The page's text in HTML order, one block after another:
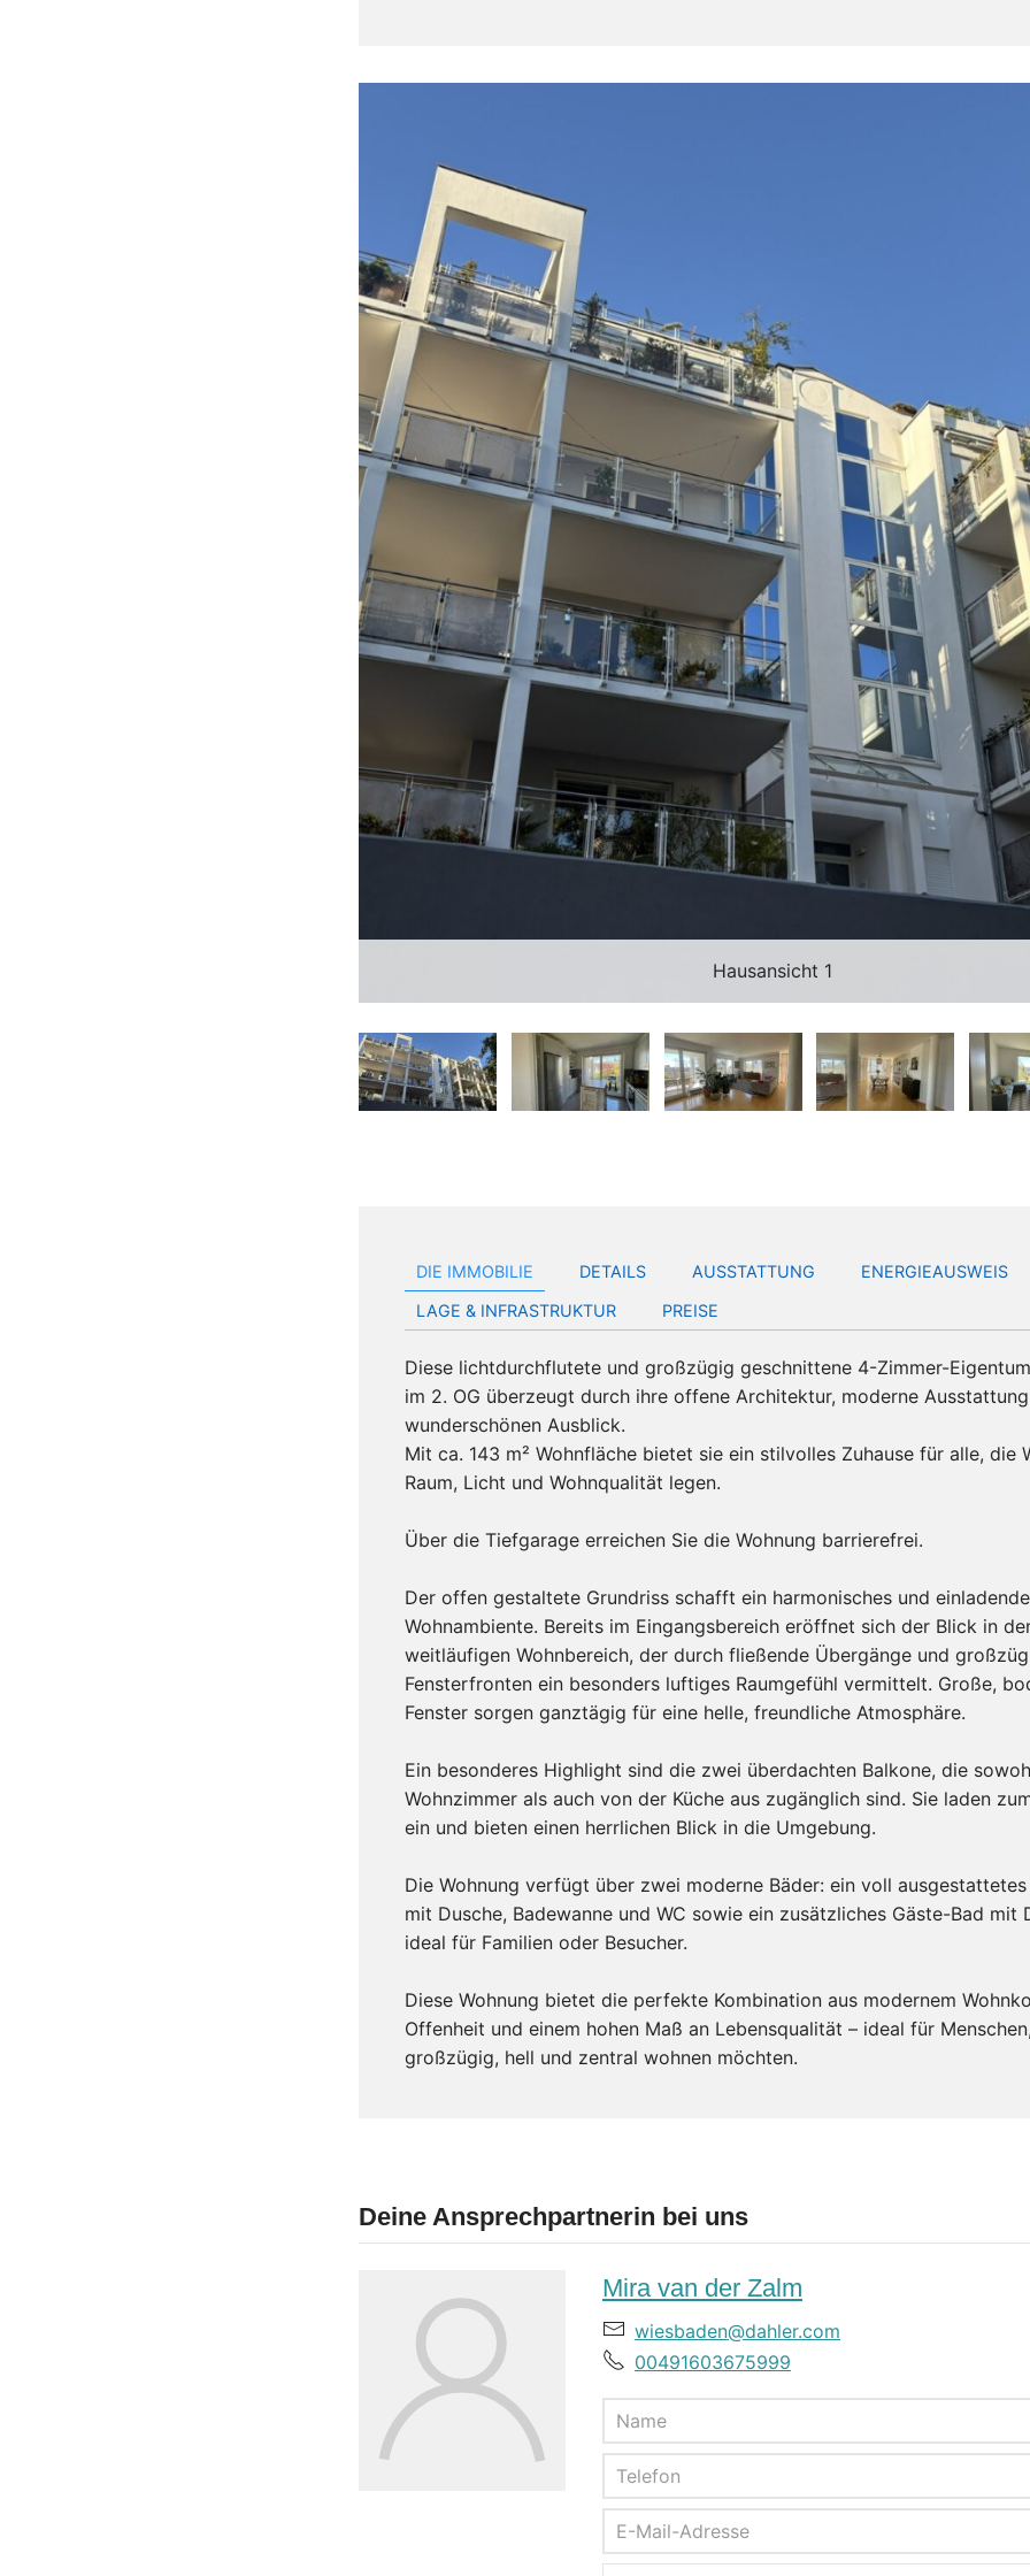
Hausansicht 1
DIE IMMOBILIE DETAILS AUSSTATTUNG
ENERGIEAUSWEIS
LAGE & INFRASTRUKTUR
PREISE
Diese lichtdurchflutete und großzügig geschnittene 4-Zimmer-
im 2. OG überzeugt durch ihre offene Architektur, moderne
wunderschönen Ausblick.
Mit ca. 143 m² Wohnfläche bietet sie ein stilvolles Zuhause für alle, die
Raum, Licht und Wohnqualität legen.
Über die Tiefgarage erreichen Sie die Wohnung barrierefrei.
Der offen gestaltete Grundriss schafft ein harmonisches und
Wohnambiente. Bereits im Eingangsbereich eröffnet sich der Blick in
weitläufigen Wohnbereich, der durch fließende Übergänge und
Fensterfronten ein besonders luftiges Raumgefühl vermittelt. Große,
Fenster sorgen ganztägig für eine helle, freundliche Atmosphäre.
Ein besonderes Highlight sind die zwei überdachten Balkone, die
Wohnzimmer als auch von der Küche aus zugänglich sind. Sie laden
ein und bieten einen herrlichen Blick in die Umgebung.
Die Wohnung verfügt über zwei moderne Bäder: ein voll
mit Dusche, Badewanne und WC sowie ein zusätzliches Gäste-Bad mit
ideal für Familien oder Besucher.
Diese Wohnung bietet die perfekte Kombination aus modernem
Offenheit und einem hohen Maß an Lebensqualität – ideal für
großzügig, hell und zentral wohnen möchten.
Deine Ansprechpartnerin bei uns
Mira van der Zalm
wiesbaden@dahler.com
00491603675999